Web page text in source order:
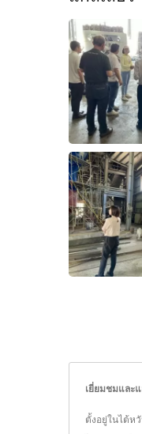
เรื
เยี่ยมชมและ
ตั้งอยู่ในไต้ห